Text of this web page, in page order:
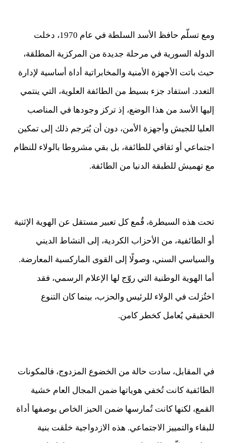
ومع تسلّم حافظ الأسد السلطة في عام 1970، دخلت
الدولة السورية في مرحلة جديدة من المركزية المطلقة،
حيث باتت الأجهزة الأمنية والمخابراتية أداة أساسية لإدارة
التعدد. استفاد جزء بسيط من الطائفة العلوية، التي ينتمي
إليها الأسد من هذا الوضع، إذ تركز وجودها في المناصب
العليا للجيش وأجهزة الأمن، دون أن يُترجم ذلك إلى تمكين
اجتماعي أو ثقافي للطائفة، بل بقي مشروطا بالولاء للنظام
مع تهميش للطبقة الدنيا من الطائفة.
تحت هذه السيطرة، قُمع كل تعبير مستقل عن الهوية الإثنية
أو الطائفية، من الأحزاب الكردية، إلى النشاط الديني
والسياسي السني، وصولًا إلى القوى الماركسية المعارضة.
أما الهوية الوطنية التي روّج لها الإعلام الرسمي، فقد
اختُزلت في الولاء للرئيس والحزب، بينما كان التنوع
الحقيقي يُعامل كخطر كامن.
في المقابل، سادت حالة من الخضوع المزدوج، فالمكونات
الطائفية كانت تُخفي هوياتها ضمن المجال العام خشية
القمع، لكنها كانت تُمارسها ضمن الحيز الخاص بوصفها أداة
للبقاء والتمييز الاجتماعي. هذه الازدواجية خلقت بنية